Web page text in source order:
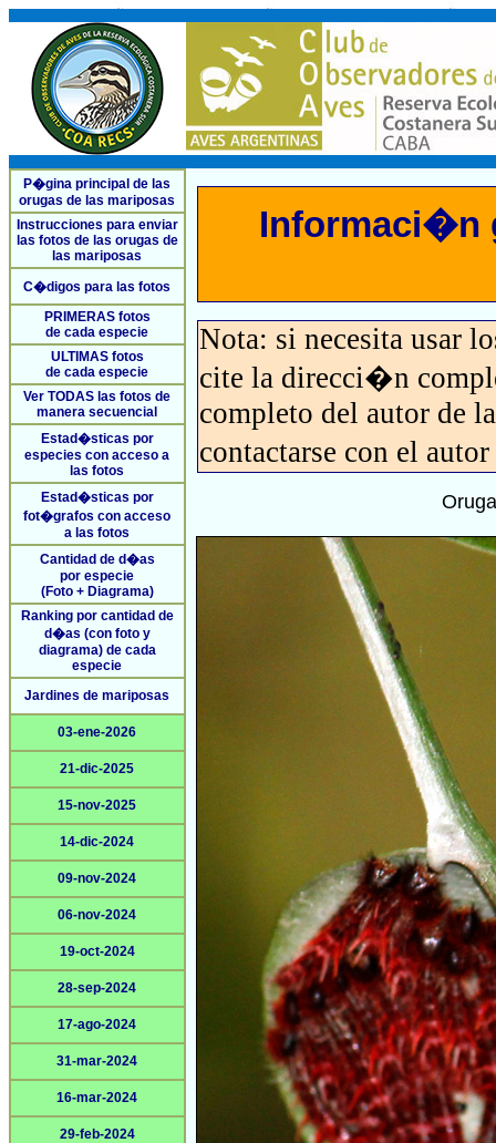
P�gina principal de las
orugas de las mariposas
Instrucciones para enviar
las fotos de las orugas de
las mariposas
C�digos para las fotos
PRIMERAS fotos
de cada especie
ULTIMAS fotos
de cada especie
Ver TODAS las fotos de
manera secuencial
Estad�sticas por
especies con acceso a
las fotos
Estad�sticas por
fot�grafos con acceso
a las fotos
Cantidad de d�as
por especie
(Foto + Diagrama)
Ranking por cantidad de
d�as (con foto y
diagrama) de cada
especie
Jardines de mariposas
03-ene-2026
21-dic-2025
15-nov-2025
14-dic-2024
09-nov-2024
06-nov-2024
19-oct-2024
28-sep-2024
17-ago-2024
31-mar-2024
16-mar-2024
29-feb-2024
Informaci�n
Nota: si necesita usar
cite la direcci�n
completo del autor de
contactarse con el